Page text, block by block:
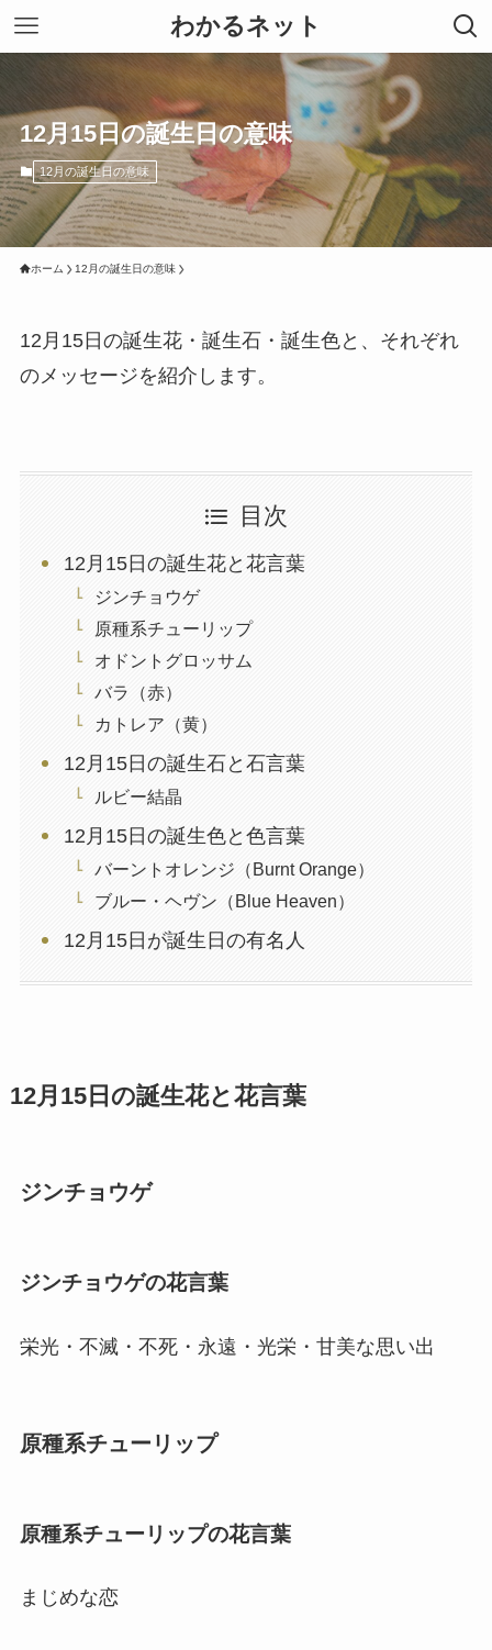
わかるネット
12月15日の誕生日の意味
12月の誕生日の意味
ホーム 12月の誕生日の意味
12月15日の誕生花・誕生石・誕生色と、それぞれ
のメッセージを紹介します。
目次
12月15日の誕生花と花言葉
ジンチョウゲ
原種系チューリップ
オドントグロッサム
バラ（赤）
カトレア（黄）
12月15日の誕生石と石言葉
ルビー結晶
12月15日の誕生色と色言葉
バーントオレンジ（Burnt Orange）
ブルー・ヘヴン（Blue Heaven）
12月15日が誕生日の有名人
12月15日の誕生花と花言葉
ジンチョウゲ
ジンチョウゲの花言葉
栄光・不滅・不死・永遠・光栄・甘美な思い出
原種系チューリップ
原種系チューリップの花言葉
まじめな恋